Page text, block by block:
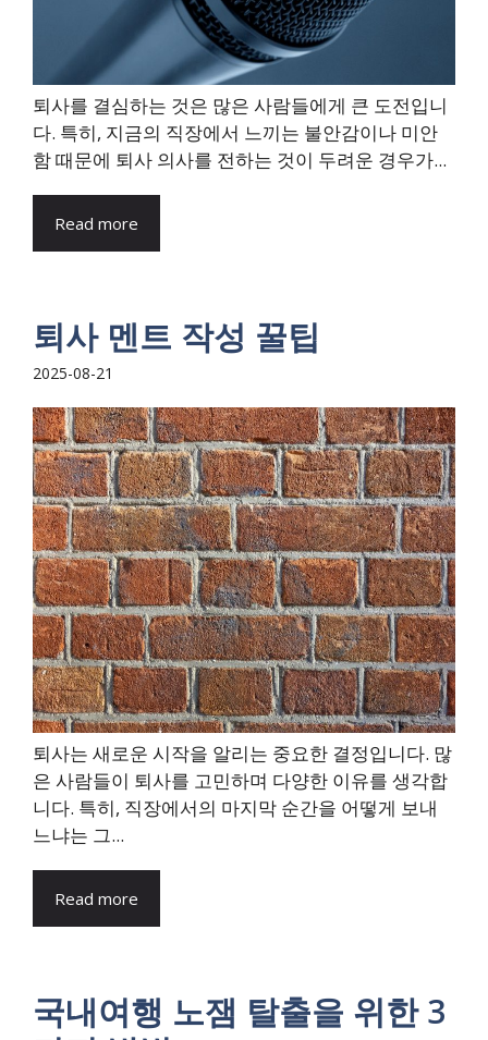
퇴사를 결심하는 것은 많은 사람들에게 큰 도전입니
다. 특히, 지금의 직장에서 느끼는 불안감이나 미안
함 때문에 퇴사 의사를 전하는 것이 두려운 경우가...
Read more
퇴사 멘트 작성 꿀팁
2025-08-21
퇴사는 새로운 시작을 알리는 중요한 결정입니다. 많
은 사람들이 퇴사를 고민하며 다양한 이유를 생각합
니다. 특히, 직장에서의 마지막 순간을 어떻게 보내
느냐는 그...
Read more
국내여행 노잼 탈출을 위한 3